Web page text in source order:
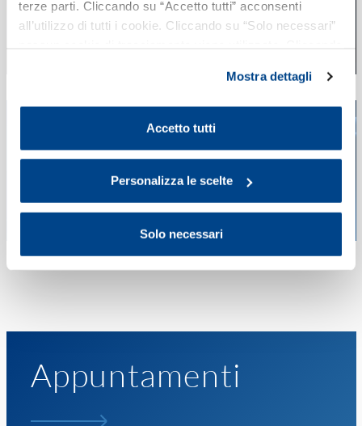
terze parti. Cliccando su “Accetto tutti” acconsenti
all’utilizzo di tutti i cookie. Cliccando su “Solo necessari”
propria volontà in relazione a ciascuna categoria di
cookie del sito. Per ulteriori informazioni consulta la
Mostra dettagli
Accetto tutti
Personalizza le scelte
Solo necessari
Appuntamenti